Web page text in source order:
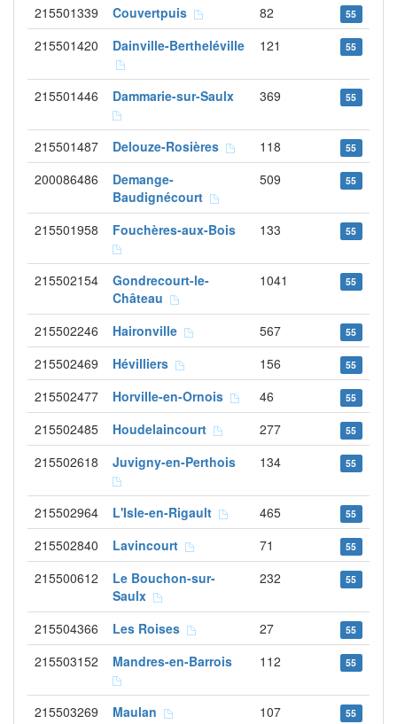
215501339 Couvertpuis 82 55
215501420 Dainville-Bertheléville 121 55
215501446 Dammarie-sur-Saulx 369 55
215501487 Delouze-Rosières 118 55
200086486
Demange-
Baudignécourt
509 55
215501958 Fouchères-aux-Bois 133 55
215502154
Gondrecourt-le-
Château
1041 55
215502246 Haironville 567 55
215502469 Hévilliers 156 55
215502477 Horville-en-Ornois 46 55
215502485 Houdelaincourt 277 55
215502618 Juvigny-en-Perthois 134 55
215502964 L'Isle-en-Rigault 465 55
215502840 Lavincourt 71 55
215500612
Le Bouchon-sur-
Saulx
232 55
215504366 Les Roises 27 55
215503152 Mandres-en-Barrois 112 55
215503269 Maulan 107 55